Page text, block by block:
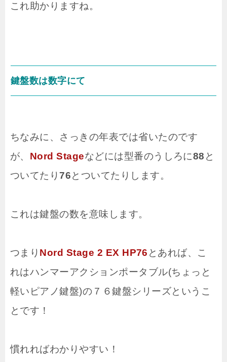
これ助かりますね。
鍵盤数は数字にて
ちなみに、さっきの年表では省いたのです
が、 Nord Stageなどには型番のうしろに88 と
ついてたり76とついてたりします。
これは鍵盤の数を意味します。
つまり Nord Stage 2 EX HP76 とあれば、こ
れはハンマーアクションポータブル(ちょっと
軽いピアノ鍵盤)の７６鍵盤シリーズというこ
とです！
慣れればわかりやすい！